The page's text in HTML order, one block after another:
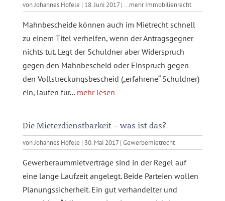
vonJohannes Hofele | 18. Juni 2017| …mehr Immobilienrecht
Mahnbescheide können auch im Mietrecht schnell
zu einem Titel verhelfen, wenn der Antragsgegner
nichts tut. Legt der Schuldner aber Widerspruch
gegen den Mahnbescheid oder Einspruch gegen
den Vollstreckungsbescheid („erfahrene“ Schuldner)
ein, laufen für... mehr lesen
Die Mieterdienstbarkeit – was ist das?
vonJohannes Hofele | 30. Mai 2017| Gewerbemietrecht
Gewerberaummietverträge sind in der Regel auf
eine lange Laufzeit angelegt. Beide Parteien wollen
Planungssicherheit. Ein gut verhandelter und